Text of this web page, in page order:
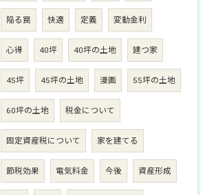
陥る罠 快適 定義 変動金利
心得 40坪 40坪の土地 建つ家
45坪 45坪の土地 漫画 55坪の土地
60坪の土地 税金について
固定資産税について 家を建てる
節税効果 電気料金 今後 資産形成